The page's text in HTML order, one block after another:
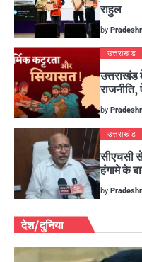
राहुल
by
उत्तराखंड
उत्तराखंड
by
उत्तराखंड
सीएचसी
हंगामे के
by
देश/दुनिया